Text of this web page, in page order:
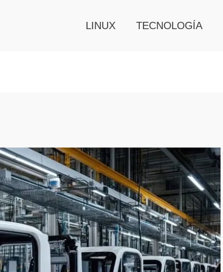
LINUX TECNOLOGÍA